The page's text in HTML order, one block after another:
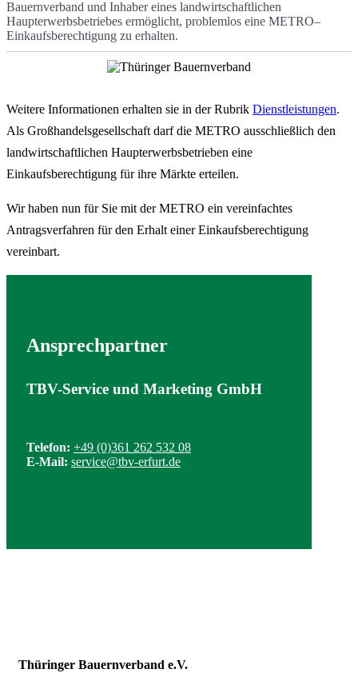
Bauernverband und Inhaber eines landwirtschaftlichen
Haupterwerbsbetriebes ermöglicht, problemlos eine METRO–
Einkaufsberechtigung zu erhalten.
Weitere Informationen erhalten sie in der Rubrik Dienstleistungen.
Als Großhandelsgesellschaft darf die METRO ausschließlich den
landwirtschaftlichen Haupterwerbsbetrieben eine
Einkaufsberechtigung für ihre Märkte erteilen.
Wir haben nun für Sie mit der METRO ein vereinfachtes
Antragsverfahren für den Erhalt einer Einkaufsberechtigung
vereinbart.
Ansprechpartner
TBV-Service und Marketing GmbH
Telefon: +49 (0)361 262 532 08
E-Mail: service@tbv-erfurt.de
Thüringer Bauernverband e.V.